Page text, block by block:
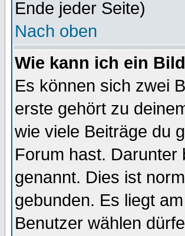
Ende jeder Seite)
Nach oben
Wie kann ich ein
Es können sich zwei
erste gehört zu
wie viele Beiträge du
Forum hast. Darunter
genannt. Dies ist
gebunden. Es liegt
Benutzer wählen